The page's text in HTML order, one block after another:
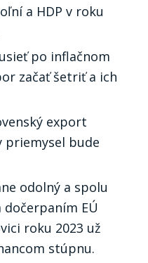
a HDP v roku
po inflačnom
začať šetriť a ich
export
priemysel bude
odolný a spolu
EÚ
roku 2023 už
stúpnu.